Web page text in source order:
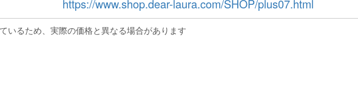
https://www.shop.dear-laura.com/SHOP/plus07.html
いるため、実際の価格と異なる場合があります